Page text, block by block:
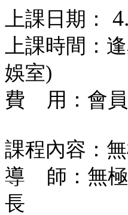
上課日期：
上課時間：
娛室)
費 用：會員
課程內容：
導 師：無極
長